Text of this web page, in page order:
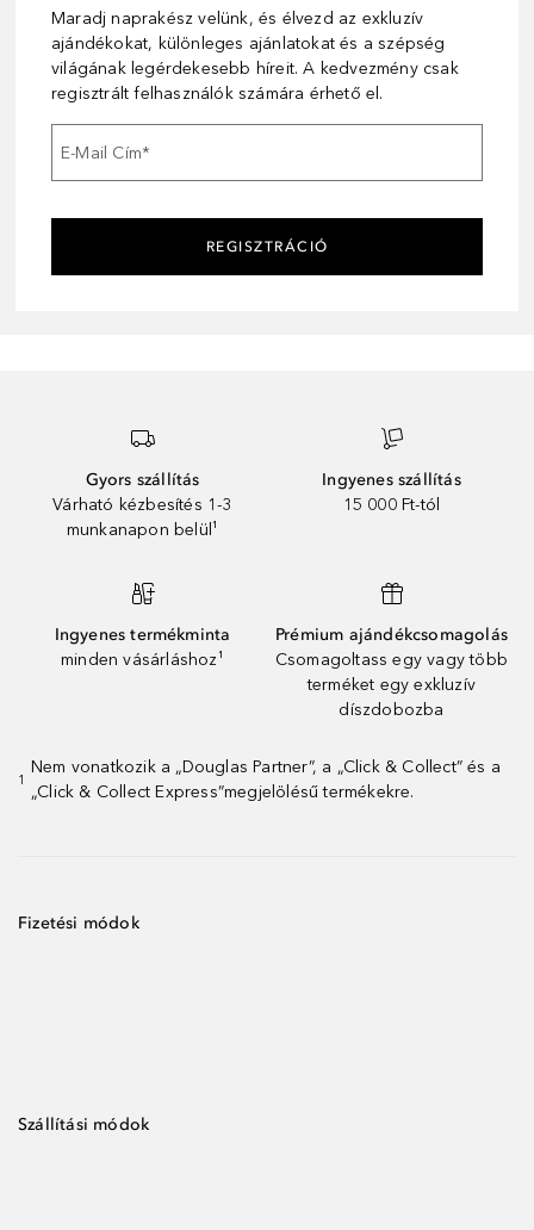
Maradj naprakész velünk, és élvezd az exkluzív
ajándékokat, különleges ajánlatokat és a szépség
világának legérdekesebb híreit. A kedvezmény csak
regisztrált felhasználók számára érhető el.
E-Mail Cím*
REGISZTRÁCIÓ
Gyors szállítás
Várható kézbesítés 1-3
munkanapon belül¹
Ingyenes szállítás
15 000 Ft-tól
Ingyenes termékminta
minden vásárláshoz¹
Prémium ajándékcsomagolás
Csomagoltass egy vagy több
terméket egy exkluzív
díszdobozba
1
Nem vonatkozik a „Douglas Partner”, a „Click & Collect” és a
„Click & Collect Express”megjelölésű termékekre.
Fizetési módok
Szállítási módok